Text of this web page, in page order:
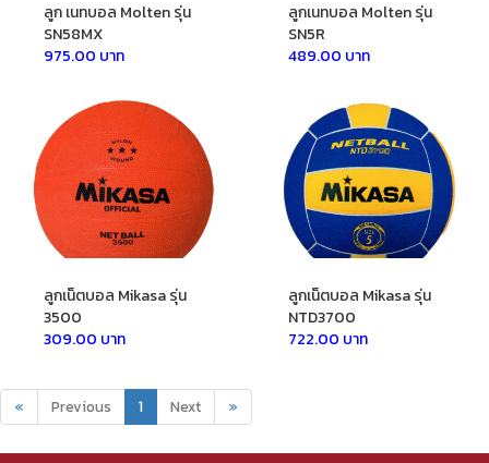
ลูก เนทบอล Molten รุ่น
SN58MX
975.00 บาท
ลูกเนทบอล Molten รุ่น
SN5R
489.00 บาท
ลูกเน็ตบอล Mikasa รุ่น
3500
309.00 บาท
ลูกเน็ตบอล Mikasa รุ่น
NTD3700
722.00 บาท
« Previous 1 Next »